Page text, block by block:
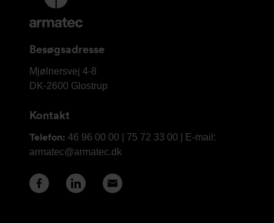
information
og
Besøgsadresse
Armatec
A/S
Mjølnersvej 4-8
DK-2600 Glostrup
Kontakt
Telefon: 46 96 00 00 | 75 72 33 00 | E-mail:
armatec@armatec.dk